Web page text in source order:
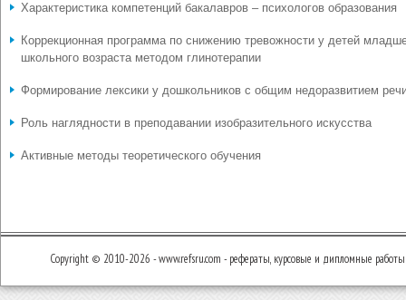
Характеристика компетенций бакалавров – психологов образования
Коррекционная программа по снижению тревожности у детей
школьного возраста методом глинотерапии
Формирование лексики у дошкольников с общим недоразвитием
Роль наглядности в преподавании изобразительного искусства
Активные методы теоретического обучения
Copyright © 2010-2026 - www.refsru.com - рефераты, курсовые и дипломные работы